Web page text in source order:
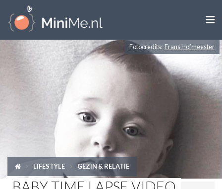

ZWANGER WORDEN
Fotocredits: Frans Hofmeester
LIFESTYLE GEZIN & RELATIE